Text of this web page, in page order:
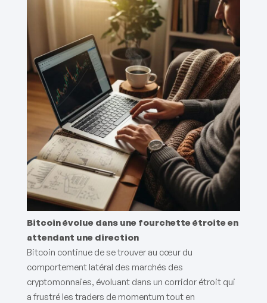
Bitcoin évolue dans une fourchette étroite en
attendant une direction
Bitcoin continue de se trouver au cœur du
comportement latéral des marchés des
cryptomonnaies, évoluant dans un corridor étroit qui
a frustré les traders de momentum tout en